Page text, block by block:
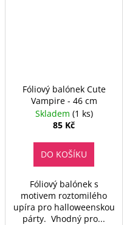
Fóliový balónek Cute
Vampire - 46 cm
Skladem (1 ks)
85 Kč
DO KOŠÍKU
Fóliový balónek s
motivem roztomilého
upíra pro halloweenskou
párty. Vhodný pro...